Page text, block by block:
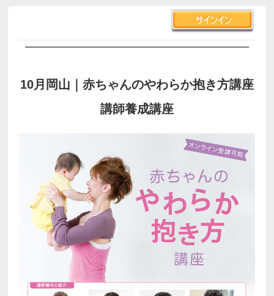
10月岡山｜赤ちゃんのやわらか抱き方講座
講師養成講座